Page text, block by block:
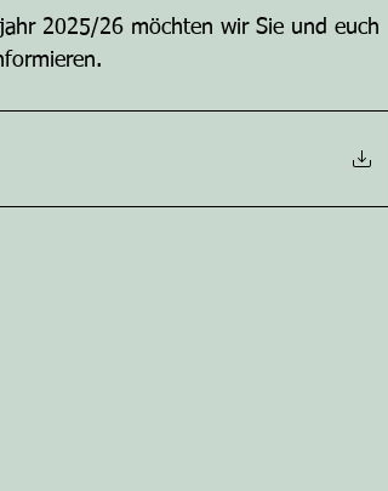
2025/26 möchten wir Sie und euch